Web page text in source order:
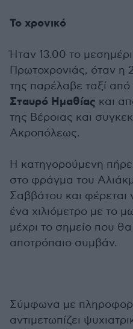
Το χρονικό
Ήταν 13.00 το
Πρωτοχρονιάς, όταν η
της παρέλαβε ταξί από
Σταυρό Ημαθίας και
της Βέροιας και
Ακροπόλεως.
Η κατηγορούμενη
στο φράγμα του
Σαββάτου και
ένα χιλιόμετρο με το
μέχρι το σημείο που
αποτρόπαιο συμβάν.
Σύμφωνα με
αντιμετωπίζει